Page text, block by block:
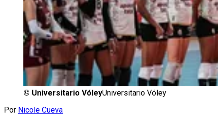
© Universitario VóleyUniversitario Vóley
Por Nicole Cueva